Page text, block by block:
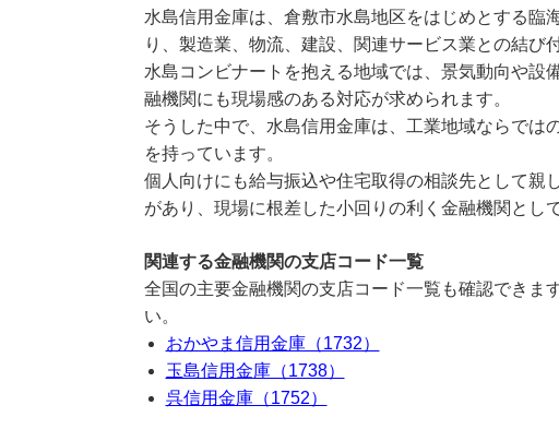
水島信用金庫は、倉敷市水島地区をはじめとする臨
り、製造業、物流、建設、関連サービス業との結び
水島コンビナートを抱える地域では、景気動向や設
融機関にも現場感のある対応が求められます。
そうした中で、水島信用金庫は、工業地域ならでは
を持っています。
個人向けにも給与振込や住宅取得の相談先として親
があり、現場に根差した小回りの利く金融機関とし
関連する金融機関の支店コード一覧
全国の主要金融機関の支店コード一覧も確認できま
い。
おかやま信用金庫（1732）
玉島信用金庫（1738）
呉信用金庫（1752）